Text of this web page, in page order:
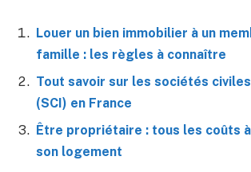
Louer un bien immobilier à un
famille : les règles à connaître
Tout savoir sur les sociétés
(SCI) en France
Être propriétaire : tous les coûts
son logement